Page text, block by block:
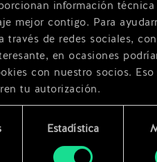
información técnica
mejor contigo. Para
través de redes sociales,
en ocasiones
con nuestro socios. Eso
tu autorización.
nuestro uso de las
Estadística